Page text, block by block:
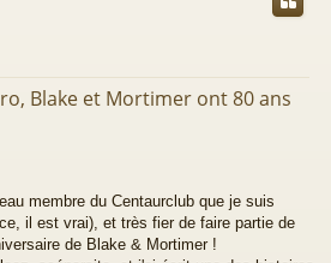
Blake et Mortimer ont 80 ans
membre du Centaurclub que je suis
il est vrai), et très fier de faire partie de
de Blake & Mortimer !